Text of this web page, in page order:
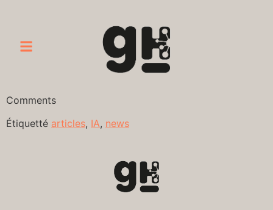
Comments
Étiquetté articles, IA, news